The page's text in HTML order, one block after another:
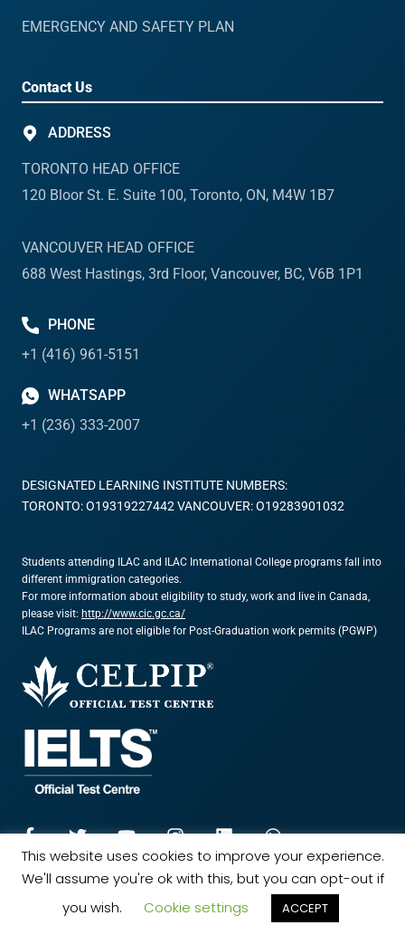
EMERGENCY AND SAFETY PLAN
Contact Us
ADDRESS
TORONTO HEAD OFFICE
120 Bloor St. E. Suite 100, Toronto, ON, M4W 1B7
VANCOUVER HEAD OFFICE
688 West Hastings, 3rd Floor, Vancouver, BC, V6B 1P1
PHONE
+1 (416) 961-5151
WHATSAPP
+1 (236) 333-2007
DESIGNATED LEARNING INSTITUTE NUMBERS:
TORONTO: O19319227442 VANCOUVER: O19283901032
Students attending ILAC and ILAC International College programs fall into
different immigration categories.
For more information about eligibility to study, work and live in Canada,
please visit: http://www.cic.gc.ca/
ILAC Programs are not eligible for Post-Graduation work permits (PGWP)
© 2024 ILAC. All rights reserved.
This website uses cookies to improve your experience.
We'll assume you're ok with this, but you can opt-out if
you wish.
Cookie settings ACCEPT